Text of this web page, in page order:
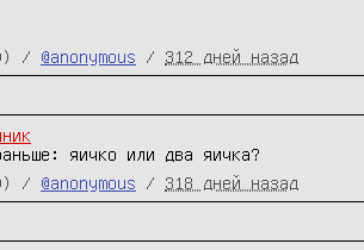
/ @anonymous / 312 дней назад
яичко или два яичка?
/ @anonymous / 318 дней назад